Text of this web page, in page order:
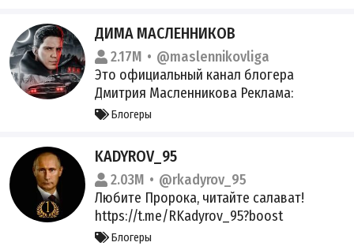
ДИМА МАСЛЕННИКОВ
2.17M
@maslennikovliga
Это официальный канал блогера
Дмитрия Масленникова Реклама:
@toma_tam Мой YT:
Мой ВК: vk.com/dima_maslen Регистрация
в перечне владельцев страниц в
соцсетях: https://knd.gov.ru/license?
id=6748f0118945180a7d383785&r
Блогеры
KADYROV_95
2.03M
@rkadyrov_95
Любите Пророка, читайте салават!
https://t.me/RKadyrov_95?boost
https://t.me/boost/kadyrov_95chat
Блогеры